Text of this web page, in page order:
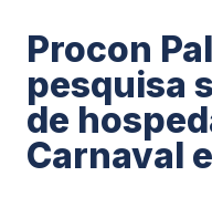
Procon
pesquisa
de
Carnaval